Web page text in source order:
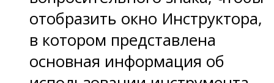
отобразить окно Инструктора,
в котором представлена
основная информация об